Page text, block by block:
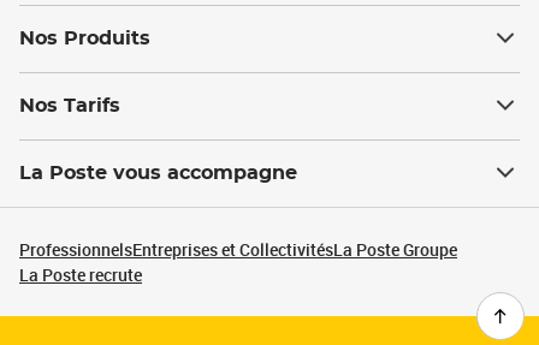
Nos Produits
Nos Tarifs
La Poste vous accompagne
ProfessionnelsEntreprises et CollectivitésLa Poste Groupe
La Poste recrute